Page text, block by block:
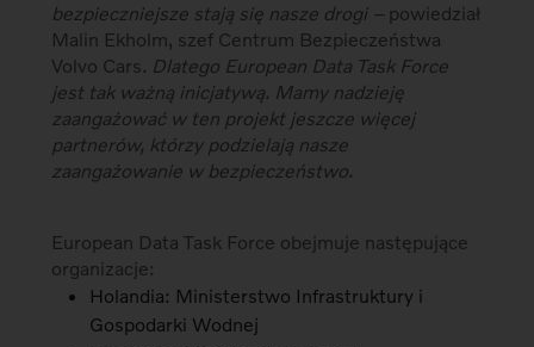
bezpieczniejsze stają się nasze drogi – powiedział
Malin Ekholm, szef Centrum Bezpieczeństwa
Volvo Cars. Dlatego European Data Task Force
jest tak ważną inicjatywą. Mamy nadzieję
zaangażować w ten projekt jeszcze więcej
partnerów, którzy podzielają nasze
zaangażowanie w bezpieczeństwo.
European Data Task Force obejmuje następujące
organizacje:
Holandia: Ministerstwo Infrastruktury i
Gospodarki Wodnej